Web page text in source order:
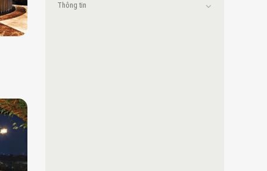
Thông tin